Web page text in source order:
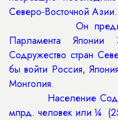
Северо-Восточной Азии.
Он предложил
Парламента
Содружество стран
бы войти Россия,
Монголия.
Население
млрд. человек или ¼